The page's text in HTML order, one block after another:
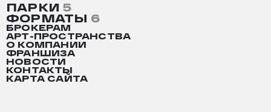
ПАРКИ 5
ФОРМАТЫ 6
БРОКЕРАМ
АРТ-ПРОСТРАНСТВА
О КОМПАНИИ
ФРАНШИЗА
НОВОСТИ
КОНТАКТЫ
КАРТА САЙТА